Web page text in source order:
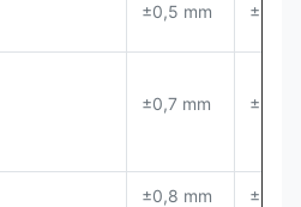
±0,5 mm ± 1%
±0,7 mm ± 1%
±0,8 mm ± 1%